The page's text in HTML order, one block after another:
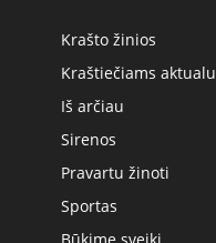
Krašto žinios
Kraštiečiams aktualu
Iš arčiau
Sirenos
Pravartu žinoti
Sportas